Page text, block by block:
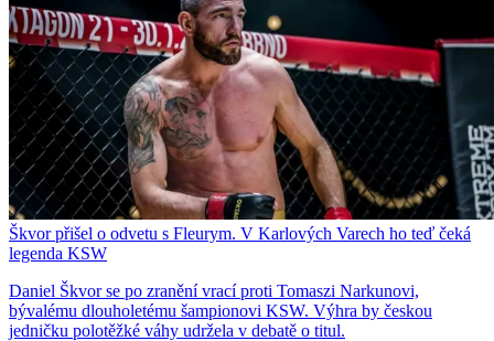
Škvor přišel o odvetu s Fleurym. V Karlových Varech ho teď čeká
legenda KSW
Daniel Škvor se po zranění vrací proti Tomaszi Narkunovi,
bývalému dlouholetému šampionovi KSW. Výhra by českou
jedničku polotěžké váhy udržela v debatě o titul.